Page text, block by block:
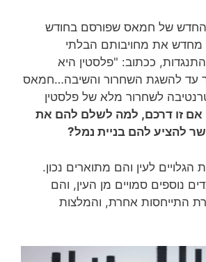
של חמאס שפורסם בחודש
מחדש את מחויבותם הבלתי
ככתוב: "פלסטין היא
עד להשגת השחרור והשיבה…חמאס
לשחרור מלא של פלסטין
אם זו דרכם, למה לשלם להם את
להציע להם בניית נמל?
הגלויים לעין והם מתוארים נכון.
נוספים סמויים מן העין, והם
התייחסות אחרת, והמלצות